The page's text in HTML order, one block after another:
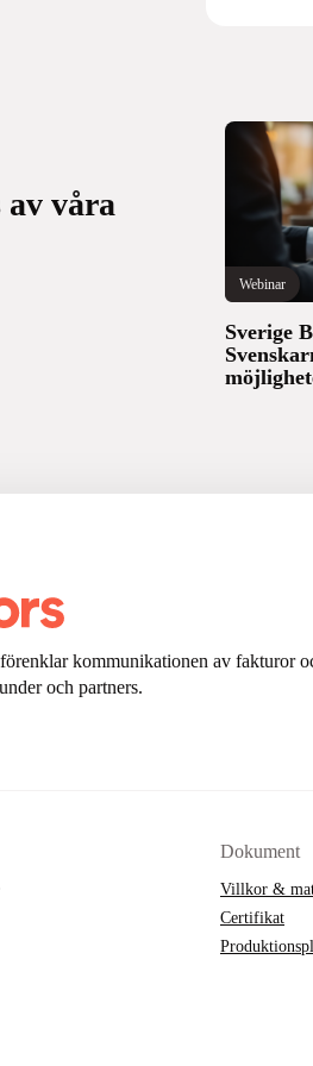
våra
Webinar
Sverige
kommunikationen av fakturor
och partners.
Dokument
Villkor &
Certifikat